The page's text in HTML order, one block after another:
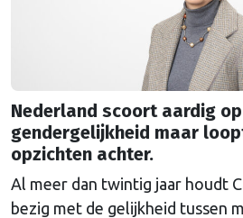
Nederland scoort aardig
gendergelijkheid maar
opzichten achter.
Al meer dan twintig jaar houdt
bezig met de gelijkheid tussen